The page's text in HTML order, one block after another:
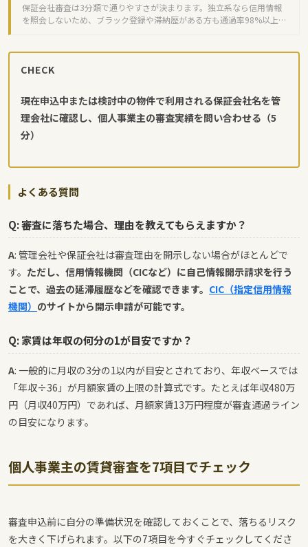
保証会社審査は3分類で通りやすさが決まります。独立系なら信用情報
を照会しないため、ブラック登録や滞納歴がある方も通過率98%以上。
CHECK
現在申込中または検討中の物件で利用される保証会社名を管
理会社に確認し、個人事業主の審査実績を問い合わせる（5
分）
よくある質問
Q: 審査に落ちた場合、理由を教えてもらえますか？
A: 管理会社や保証会社は審査理由を開示しない場合がほとんどで
す。 ただし、信用情報機関（CICなど）に自己情報開示請求を行う
ことで、過去の延滞履歴などを確認できます。 CIC（指定信用情報
機関） のサイトから開示申請が可能です。
Q: 家賃は年収の何分の1が目安ですか？
A: 一般的に月収の3分の1以内が目安とされており、年収ベースでは
「年収÷36」が月額家賃の上限の計算式です。たとえば年収480万
円（月収40万円）であれば、月額家賃13万円程度が審査通過ライン
の目安になります。
個人事業主の賃貸審査を7項目でチェック
審査申込前に自分の準備状況を確認しておくことで、落ちるリスク
を大きく下げられます。以下の7項目を今すぐチェックしてくださ